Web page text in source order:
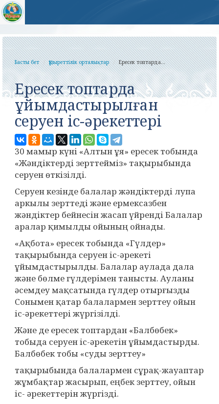
Басты бет Құзыреттілік орталықтар Ересек топтарда...
Ересек топтарда
ұйымдастырылған
серуен іс-әрекеттері
30 мамыр күні «Алтын ұя» ересек тобында
«Жәндіктерді зерттейміз» тақырыбында
серуен өткізілді.
Серуен кезінде балалар жәндіктерді лупа
аркылы зерттеді және ермексазбен
жәндіктер бейнесін жасап үйренді Балалар
аралар қимылды ойының ойнады.
«Ақбота» ересек тобында «Гүлдер»
тақырыбында серуен іс-әрекеті
ұйымдастырылды. Балалар аулада дала
және бөлме гүлдерімен танысты. Ауланы
әсемдеу мақсатында гүлдер отырғызды
Сонымен қатар балалармен зерттеу ойын
іс-әрекеттері жүргізілді.
Және де ересек топтардан «Балбөбек»
тобыда серуен іс-әрекетін ұйымдастырды.
Балбөбек тобы «суды зерттеу»
тақырыбында балалармен сұрақ-жауаптар
жұмбақтар жасырып, еңбек зерттеу, ойын
іс- әрекеттерін жүргізді.